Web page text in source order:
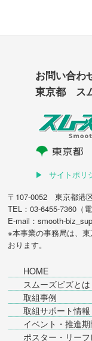
お問い合わ
東京都 ス
サイトポリ
〒107-0052 東京都港
TEL：03-6455-7360（
E-mail：smooth-
※本事業の事務局は、
おります。
HOME
スムーズビズとは
取組事例
取組サポート情報
イベント・推進期
ポスター・リー